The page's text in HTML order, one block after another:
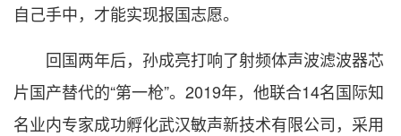
自己手中，才能实现报国志愿。
回国两年后，孙成亮打响了射频体声波滤波器芯
片国产替代的“第一枪”。2019年，他联合14名国际知
名业内专家成功孵化武汉敏声新技术有限公司，采用